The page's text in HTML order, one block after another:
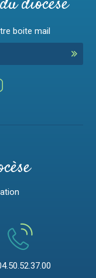
boite mail